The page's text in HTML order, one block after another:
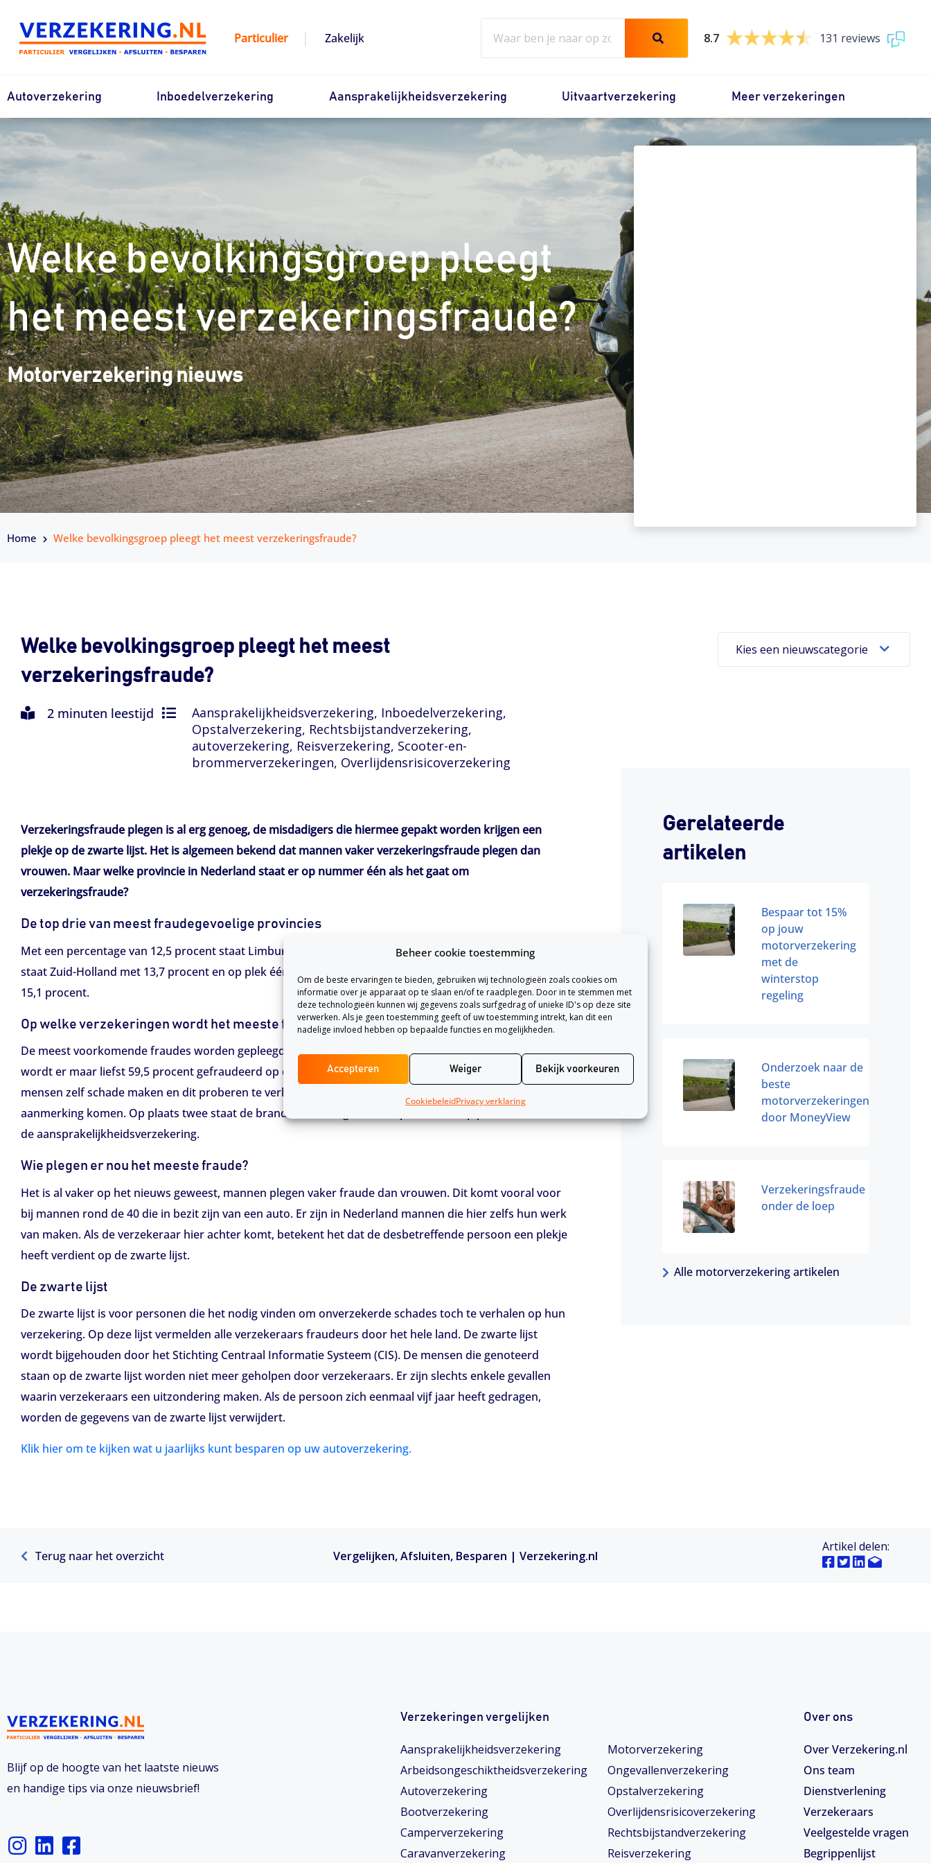
Beheer cookie toestemming
Om de beste ervaringen te bieden, gebruiken wij technologieën zoals cookies om
informatie over je apparaat op te slaan en/of te raadplegen. Door in te stemmen met
deze technologieën kunnen wij gegevens zoals surfgedrag of unieke ID's op deze site
verwerken. Als je geen toestemming geeft of uw toestemming intrekt, kan dit een
nadelige invloed hebben op bepaalde functies en mogelijkheden.
Accepteren Weiger Bekijk voorkeuren
CookiebeleidPrivacy verklaring
naar
inhoud
Particulier | Zakelijk
8.7
131 reviews
Autoverzekering Inboedelverzekering Aansprakelijkheidsverzekering Uitvaartverzekering Meer verzekeringen
Welke bevolkingsgroep pleegt
het meest verzekeringsfraude?
Motorverzekering nieuws
Home Welke bevolkingsgroep pleegt het meest verzekeringsfraude?
Welke bevolkingsgroep pleegt het meest
verzekeringsfraude?
2 minuten leestijd
Aansprakelijkheidsverzekering, Inboedelverzekering,
Opstalverzekering, Rechtsbijstandverzekering,
autoverzekering, Reisverzekering, Scooter-en-
brommerverzekeringen, Overlijdensrisicoverzekering
Verzekeringsfraude plegen is al erg genoeg, de misdadigers die hiermee gepakt worden krijgen een
plekje op de zwarte lijst. Het is algemeen bekend dat mannen vaker verzekeringsfraude plegen dan
vrouwen. Maar welke provincie in Nederland staat er op nummer één als het gaat om
verzekeringsfraude?
De top drie van meest fraudegevoelige provincies
Met een percentage van 12,5 procent staat Limburg op plek drie van de twaalf provincies. Op plek twee
staat Zuid-Holland met 13,7 procent en op plek één is Flevoland terug te vinden met een percentage van
15,1 procent.
Op welke verzekeringen wordt het meeste fraude gepleegd?
De meest voorkomende fraudes worden gepleegd op motorrijtuigen. Van alle schadeverzekeringen
wordt er maar liefst 59,5 procent gefraudeerd op deze verzekering. Het gebeurt maar al te vaak dat
mensen zelf schade maken en dit proberen te verhalen op hun verzekering terwijl zij hier niet voor in
aanmerking komen. Op plaats twee staat de brandverzekering met 18,7 procent en op plaats drie staat
de aansprakelijkheidsverzekering.
Wie plegen er nou het meeste fraude?
Het is al vaker op het nieuws geweest, mannen plegen vaker fraude dan vrouwen. Dit komt vooral voor
bij mannen rond de 40 die in bezit zijn van een auto. Er zijn in Nederland mannen die hier zelfs hun werk
van maken. Als de verzekeraar hier achter komt, betekent het dat de desbetreffende persoon een plekje
heeft verdient op de zwarte lijst.
De zwarte lijst
De zwarte lijst is voor personen die het nodig vinden om onverzekerde schades toch te verhalen op hun
verzekering. Op deze lijst vermelden alle verzekeraars fraudeurs door het hele land. De zwarte lijst
wordt bijgehouden door het Stichting Centraal Informatie Systeem (CIS). De mensen die genoteerd
staan op de zwarte lijst worden niet meer geholpen door verzekeraars. Er zijn slechts enkele gevallen
waarin verzekeraars een uitzondering maken. Als de persoon zich eenmaal vijf jaar heeft gedragen,
worden de gegevens van de zwarte lijst verwijdert.
Klik hier om te kijken wat u jaarlijks kunt besparen op uw autoverzekering.
Kies een nieuwscategorie
Gerelateerde
artikelen
Bespaar tot 15%
op jouw
motorverzekering
met de
winterstop
regeling
Onderzoek naar de
beste
motorverzekeringen
door MoneyView
Verzekeringsfraude
onder de loep
Alle motorverzekering artikelen
Terug naar het overzicht Vergelijken, Afsluiten, Besparen | Verzekering.nl
Artikel delen:
Blijf op de hoogte van het laatste nieuws
en handige tips via onze nieuwsbrief!
I
n
L
i
F
a
Verzekeringen vergelijken
Aansprakelijkheidsverzekering
Arbeidsongeschiktheids­­verzekering
Autoverzekering
Bootverzekering
Camperverzekering
Caravanverzekering
Motorverzekering
Ongevallenverzekering
Opstalverzekering
Overlijdensrisicoverzekering
Rechtsbijstandverzekering
Reisverzekering
Over ons
Over Verzekering.nl
Ons team
Dienstverlening
Verzekeraars
Veelgestelde vragen
Begrippenlijst